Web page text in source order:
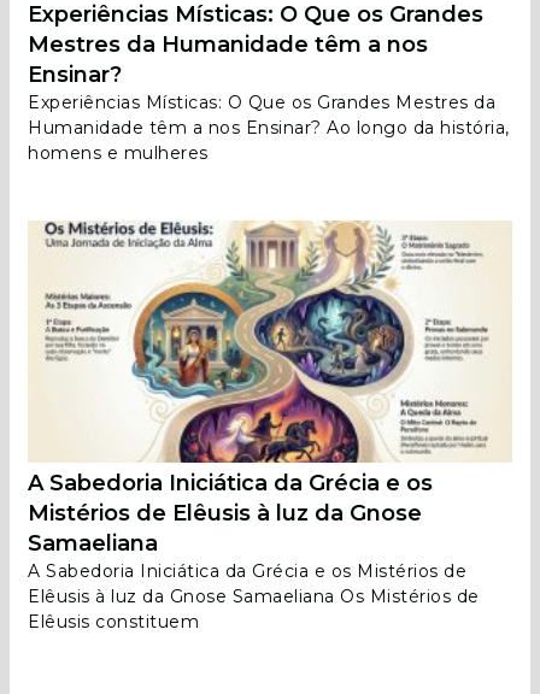
Experiências Místicas: O Que os Grandes
Mestres da Humanidade têm a nos
Ensinar?
Experiências Místicas: O Que os Grandes Mestres da
Humanidade têm a nos Ensinar? Ao longo da história,
homens e mulheres
A Sabedoria Iniciática da Grécia e os
Mistérios de Elêusis à luz da Gnose
Samaeliana
A Sabedoria Iniciática da Grécia e os Mistérios de
Elêusis à luz da Gnose Samaeliana Os Mistérios de
Elêusis constituem